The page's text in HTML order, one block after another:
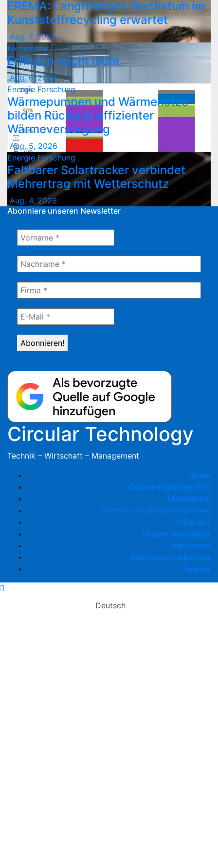
EREMA: Langfristiges Wachstum im
Kunststoffrecycling erwartet
Aug. 7, 2026
Kommentar
Erfinden reicht nicht
Aug. 6, 2026
Energie Forschung
Wärmepumpen und Wärmenetze
bilden Rückgrat effizienter
Wärmeversorgung
Aug. 5, 2026
EnergieForschung
Faltbarer Solartracker verbindet
Mehrertrag mit Wetterschutz
Aug. 4, 2026
Abonniere unseren Newsletter
Circular Technology
Technik – Wirtschaft – Management
Home
Cookie-Richtlinie (EU)
Mediadaten
Partner der Circular Economy
Über uns
Unsere Newsletter
Impressum
Datenschutzerklärung
Termine
Deutsch